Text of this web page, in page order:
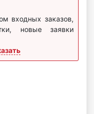
входных заказов,
новые заявки